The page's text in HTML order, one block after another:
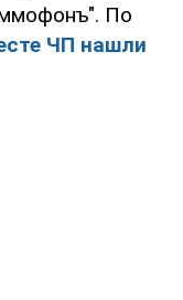
По
ЧП нашли